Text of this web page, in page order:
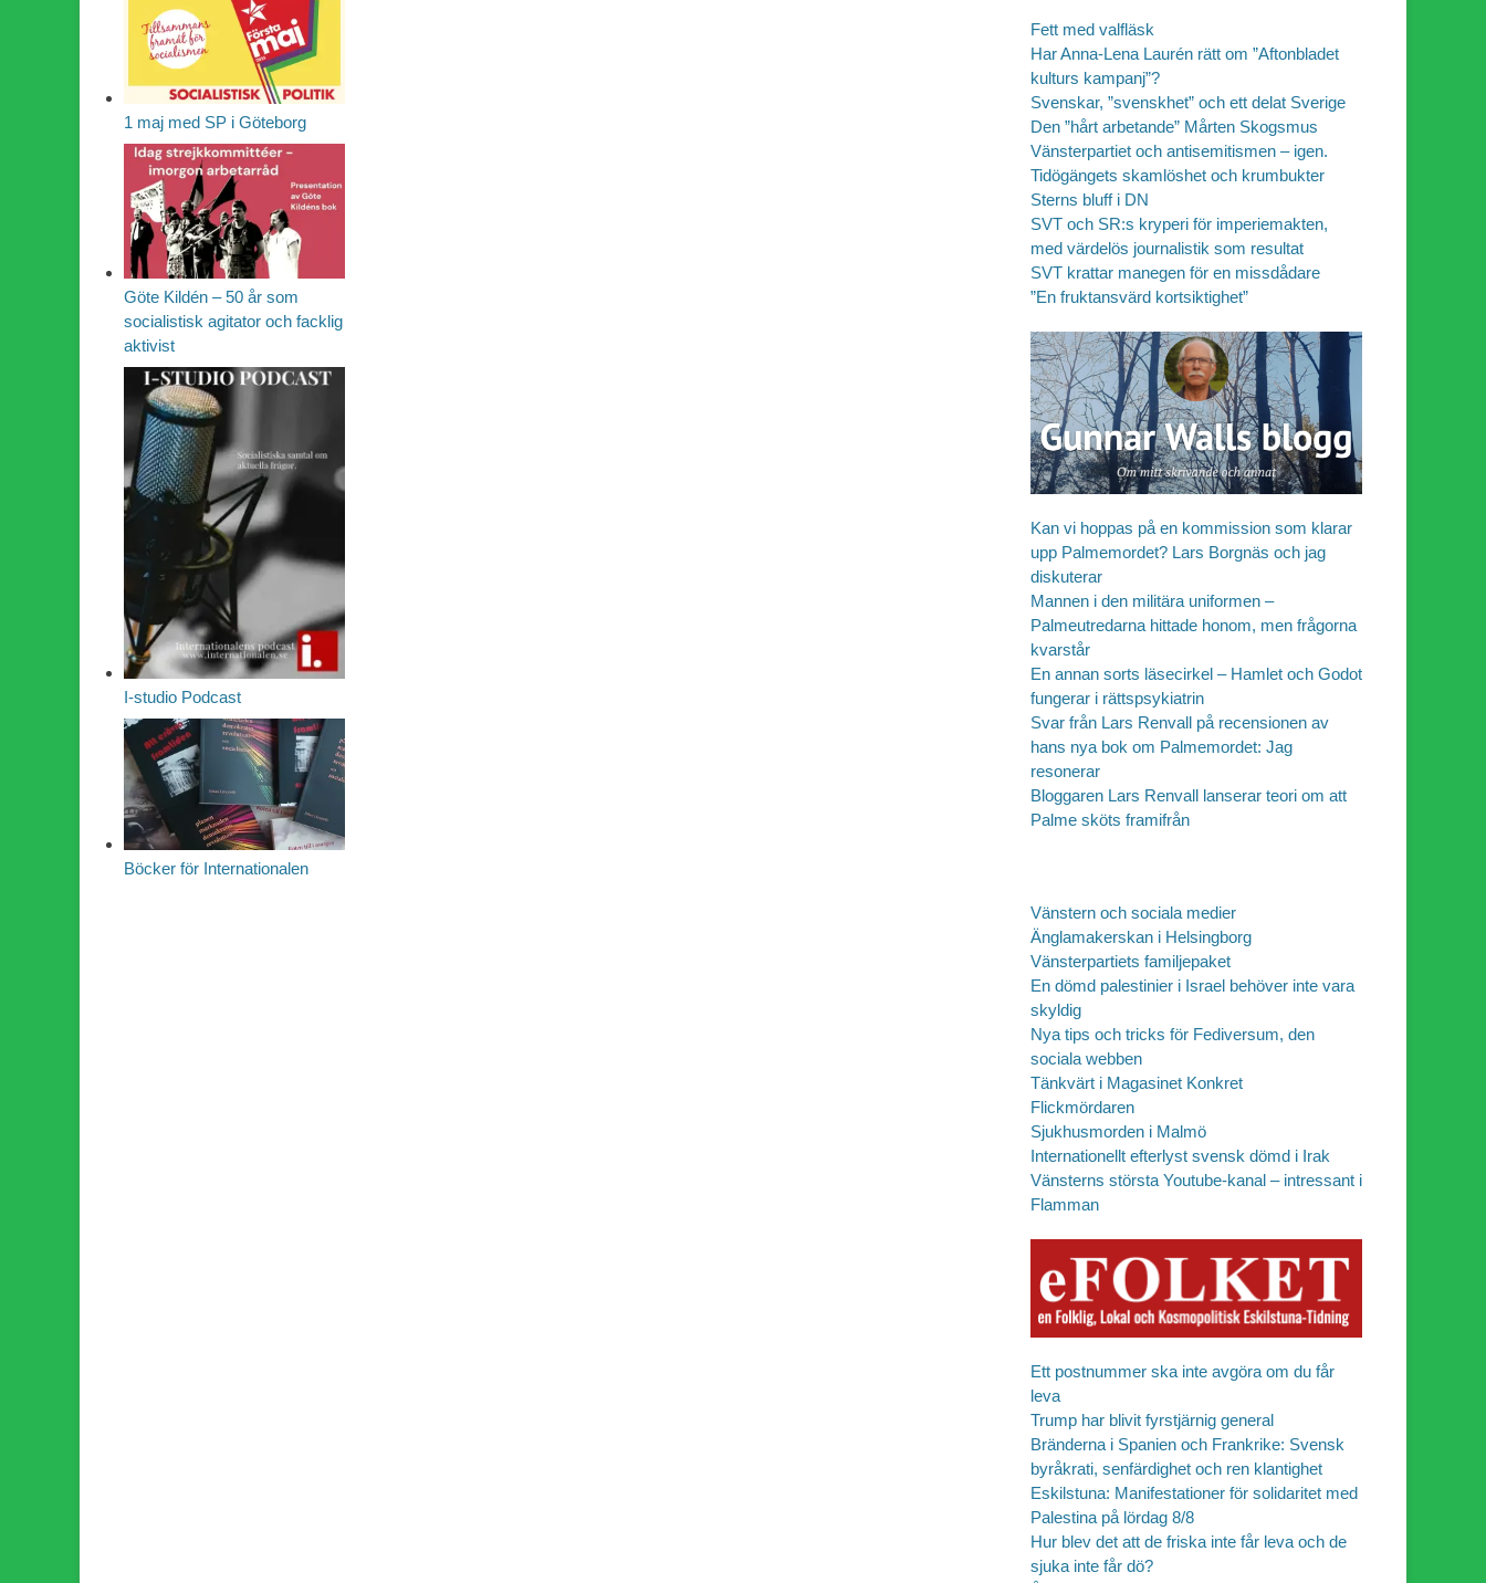
Fett med valfläsk
Har Anna-Lena Laurén rätt om ”Aftonbladet
kulturs kampanj”?
Svenskar, ”svenskhet” och ett delat Sverige
Den ”hårt arbetande” Mårten Skogsmus
Vänsterpartiet och antisemitismen – igen.
Tidögängets skamlöshet och krumbukter
Sterns bluff i DN
SVT och SR:s kryperi för imperiemakten,
med värdelös journalistik som resultat
SVT krattar manegen för en missdådare
”En fruktansvärd kortsiktighet”
Kan vi hoppas på en kommission som klarar
upp Palmemordet? Lars Borgnäs och jag
diskuterar
Mannen i den militära uniformen –
Palmeutredarna hittade honom, men frågorna
kvarstår
En annan sorts läsecirkel – Hamlet och Godot
fungerar i rättspsykiatrin
Svar från Lars Renvall på recensionen av
hans nya bok om Palmemordet: Jag
resonerar
Bloggaren Lars Renvall lanserar teori om att
Palme sköts framifrån
Vänstern och sociala medier
Änglamakerskan i Helsingborg
Vänsterpartiets familjepaket
En dömd palestinier i Israel behöver inte vara
skyldig
Nya tips och tricks för Fediversum, den
sociala webben
Tänkvärt i Magasinet Konkret
Flickmördaren
Sjukhusmorden i Malmö
Internationellt efterlyst svensk dömd i Irak
Vänsterns största Youtube-kanal – intressant i
Flamman
Ett postnummer ska inte avgöra om du får
leva
Trump har blivit fyrstjärnig general
Bränderna i Spanien och Frankrike: Svensk
byråkrati, senfärdighet och ren klantighet
Eskilstuna: Manifestationer för solidaritet med
Palestina på lördag 8/8
Hur blev det att de friska inte får leva och de
sjuka inte får dö?
1 maj med SP i Göteborg
Göte Kildén – 50 år som
socialistisk agitator och facklig
aktivist
I-studio Podcast
Böcker för Internationalen